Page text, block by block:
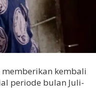
kembali
periode bulan Juli-